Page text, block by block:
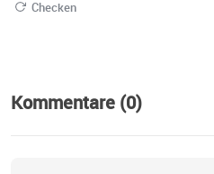
Checken
Kommentare (0)